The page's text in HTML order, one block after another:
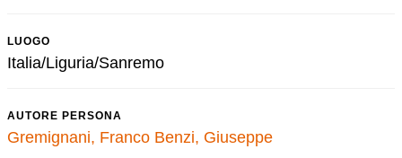
LUOGO
Italia/Liguria/Sanremo
AUTORE PERSONA
Gremignani, Franco Benzi, Giuseppe